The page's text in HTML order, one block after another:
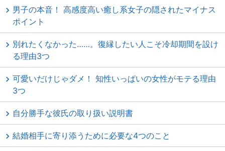
男子の本音！ 高感度高い癒し系女子の隠されたマイナス
ポイント
別れたくなかった……。復縁したい人こそ冷却期間を設け
る理由3つ
可愛いだけじゃダメ！ 知性いっぱいの女性がモテる理由
3つ
自分勝手な彼氏の取り扱い説明書
結婚相手に寄り添うために必要な4つのこと